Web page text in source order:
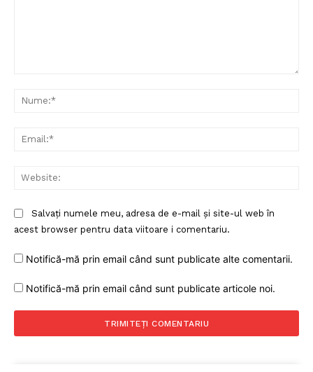
Salvați numele meu, adresa de e-mail și site-ul web în
acest browser pentru data viitoare i comentariu.
Notifică-mă prin email când sunt publicate alte comentarii.
Notifică-mă prin email când sunt publicate articole noi.